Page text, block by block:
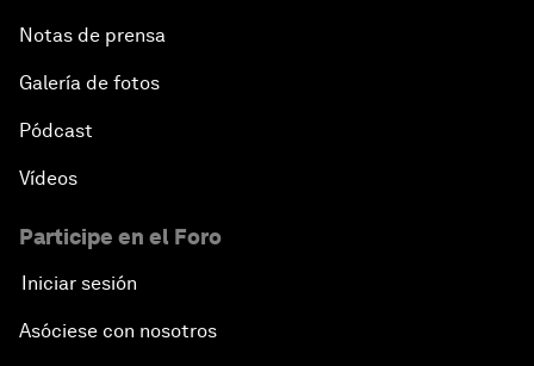
Notas de prensa
Galería de fotos
Pódcast
Vídeos
Participe en el Foro
Iniciar sesión
Asóciese con nosotros